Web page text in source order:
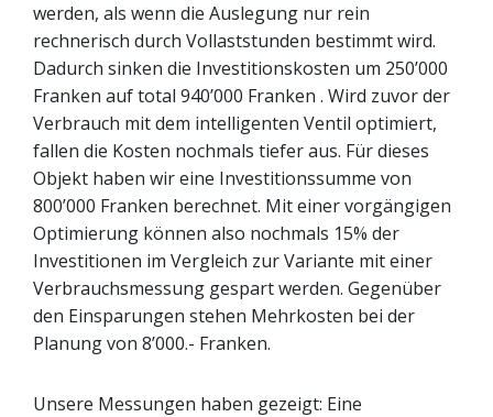
werden, als wenn die Auslegung nur rein
rechnerisch durch Vollaststunden bestimmt wird.
Dadurch sinken die Investitionskosten um 250’000
Franken auf total 940’000 Franken . Wird zuvor der
Verbrauch mit dem intelligenten Ventil optimiert,
fallen die Kosten nochmals tiefer aus. Für dieses
Objekt haben wir eine Investitionssumme von
800’000 Franken berechnet. Mit einer vorgängigen
Optimierung können also nochmals 15% der
Investitionen im Vergleich zur Variante mit einer
Verbrauchsmessung gespart werden. Gegenüber
den Einsparungen stehen Mehrkosten bei der
Planung von 8’000.- Franken.
Unsere Messungen haben gezeigt: Eine